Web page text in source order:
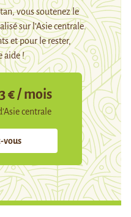
vous soutenez le
sur l’Asie centrale.
et pour le rester,
aide !
€ / mois
centrale
vous